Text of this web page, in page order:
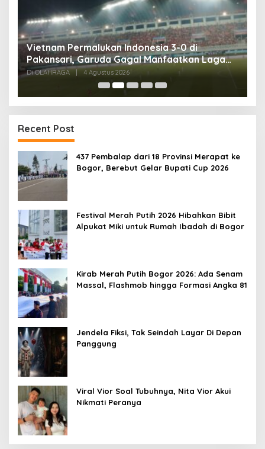
Vietnam Permalukan Indonesia 3-0 di
Pakansari, Garuda Gagal Manfaatkan Laga
Kandang
Di OLAHRAGA 4 Agustus 2026
Recent Post
437 Pembalap dari 18 Provinsi Merapat ke
Bogor, Berebut Gelar Bupati Cup 2026
Festival Merah Putih 2026 Hibahkan Bibit
Alpukat Miki untuk Rumah Ibadah di Bogor
Kirab Merah Putih Bogor 2026: Ada Senam
Massal, Flashmob hingga Formasi Angka 81
Jendela Fiksi, Tak Seindah Layar Di Depan
Panggung
Viral Vior Soal Tubuhnya, Nita Vior Akui
Nikmati Peranya